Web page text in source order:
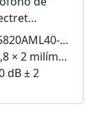
5,8 mm
247
× 2 milímetros
dB ± 2